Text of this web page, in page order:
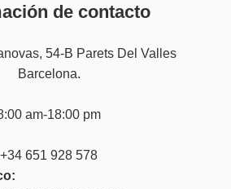
de contacto
54-B Parets Del Valles
Barcelona.
am-18:00 pm
+34 651 928 578